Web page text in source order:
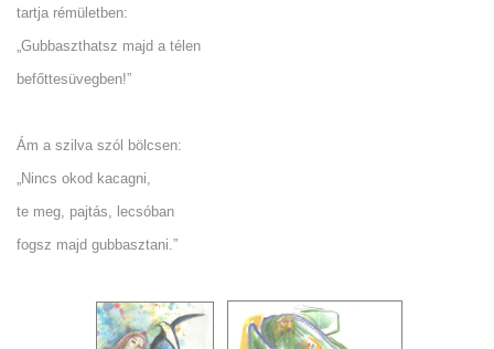
tartja rémületben:
„Gubbaszthatsz majd a télen
befőttesüvegben!”
Ám a szilva szól bölcsen:
„Nincs okod kacagni,
te meg, pajtás, lecsóban
fogsz majd gubbasztani.”